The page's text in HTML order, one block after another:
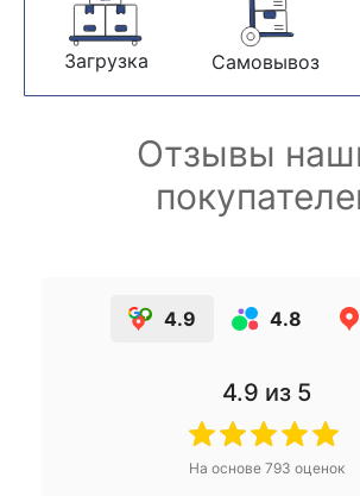
Загрузка Самовывоз
Отзывы
4.9 4.8
4.9 из 5
На основе 793 оценок